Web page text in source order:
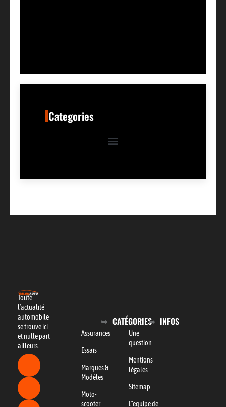
Categories
Toute
l’actualité
automobile
se trouve ici
et nulle part
ailleurs.
CATÉGORIES
Assurances
Essais
Marques &
Modèles
Moto-
scooter
INFOS
Une
question
Mentions
légales
Sitemap
L"equipe de